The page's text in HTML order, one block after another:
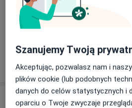
Rodzaje konsultacji
Stacjonarne
Pokaż więcej
o
Usługi i ceny
Szanujemy Twoją
Akceptując, pozwalasz nam i
plików cookie (lub podobnych
danych do celów statystycznych i
oparciu o Twoje zwyczaje